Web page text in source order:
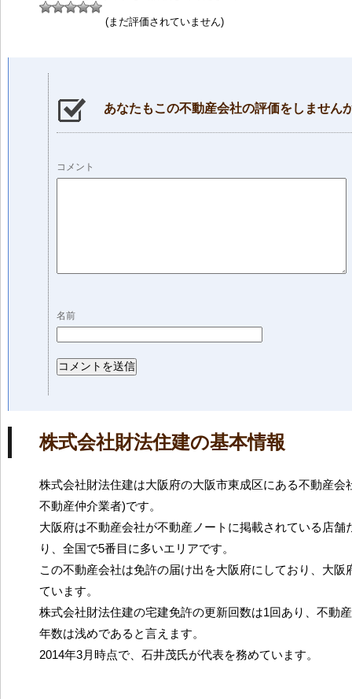
(まだ評価されていません)
あなたもこの不動産会社の評価をしません
コメント
名前
株式会社財法住建の基本情報
株式会社財法住建は大阪府の大阪市東成区にある不動産会
不動産仲介業者)です。
大阪府は不動産会社が不動産ノートに掲載されている店舗
り、全国で5番目に多いエリアです。
この不動産会社は免許の届け出を大阪府にしており、大阪
ています。
株式会社財法住建の宅建免許の更新回数は1回あり、不動
年数は浅めであると言えます。
2014年3月時点で、石井茂氏が代表を務めています。